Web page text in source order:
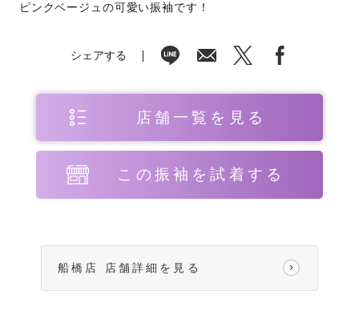
ピンクベージュの可愛い振袖です！
シェアする
店舗一覧を見る
この振袖を試着する
船橋店 店舗詳細を見る